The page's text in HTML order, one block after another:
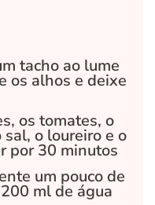
tacho ao lume
os alhos e deixe
os tomates, o
o loureiro e o
por 30 minutos
um pouco de
ml de água